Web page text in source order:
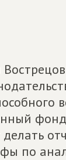
делать
по